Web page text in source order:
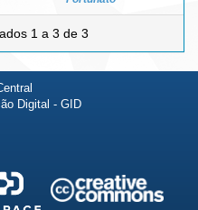
1 a 3 de 3
Digital - GID